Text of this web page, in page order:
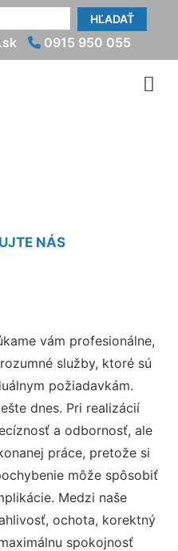
HĽADAŤ
0915 950 055
NÁS
vám profesionálne,
služby, ktoré sú
požiadavkám.
dnes. Pri realizácií
a odbornosť, ale
práce, pretože si
môže spôsobiť
Medzi naše
ochota, korektný
spokojnosť